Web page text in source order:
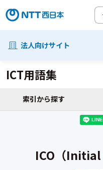
法人向けサイト
ICT用語集
索引から探す
ICO（Initial